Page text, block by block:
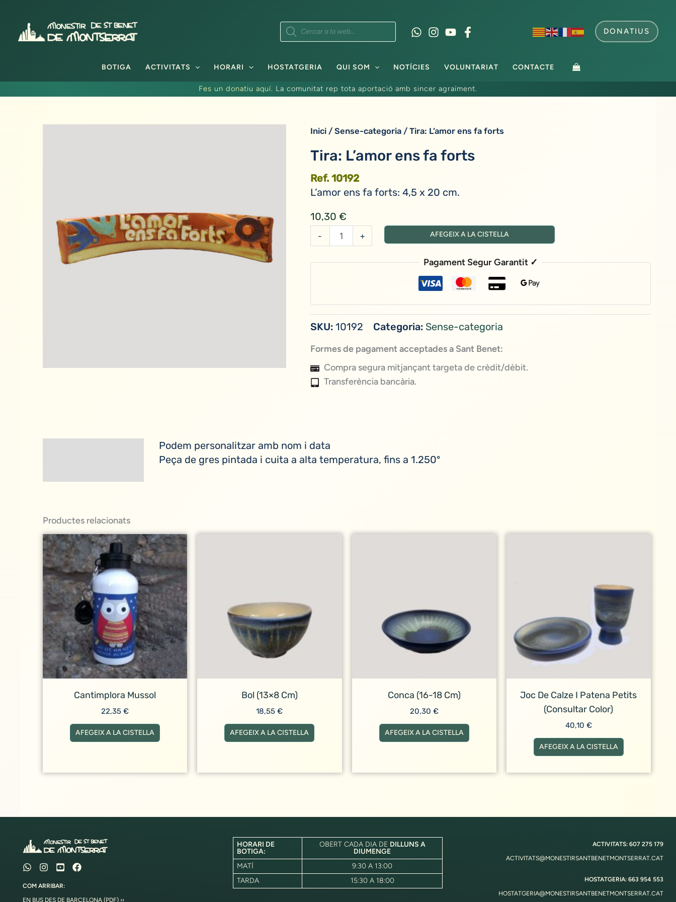
contingut
Products
search
DONATIUS
BOTIGA ACTIVITATS HORARI HOSTATGERIA QUI SOM NOTÍCIES VOLUNTARIAT CONTACTE
Fes un donatiu aquí. La comunitat rep tota aportació amb sincer agraïment.
Inici/ Sense-categoria/ Tira: L’amor ens fa forts
Tira: L’amor ens fa forts
Ref. 10192
L’amor ens fa forts: 4,5 x 20 cm.
10,30 €
-
quantitat
de
Tira:
fa
forts
+ AFEGEIX A LA CISTELLA
Pagament Segur Garantit ✓
SKU: 10192 Categoria: Sense-categoria
Formes de pagament acceptades a Sant Benet:
Compra segura mitjançant targeta de crèdit/dèbit.
Transferència bancària.
Podem personalitzar amb nom i data
Peça de gres pintada i cuita a alta temperatura, fins a 1.250º
Productes relacionats
Cantimplora Mussol
22,35€
AFEGEIX A LA CISTELLA
Bol (13×8 Cm)
18,55€
AFEGEIX A LA CISTELLA
Conca (16-18 Cm)
20,30 €
AFEGEIX A LA CISTELLA
Joc De Calze I Patena Petits
(consultar Color)
40,10 €
AFEGEIX A LA CISTELLA
COM ARRIBAR:
EN BUS DES DE BARCELONA (PDF) ››
HORARI DE
BOTIGA:
OBERT CADA DIA DE DILLUNS A
DIUMENGE
MATÍ
9:30 A 13:00
TARDA
15:30 A 18:00
ACTIVITATS: 607 275 179
ACTIVITATS@MONESTIRSANTBENETMONTSERRAT.CAT
HOSTATGERIA: 663 954 553
HOSTATGERIA@MONESTIRSANTBENETMONTSERRAT.CAT